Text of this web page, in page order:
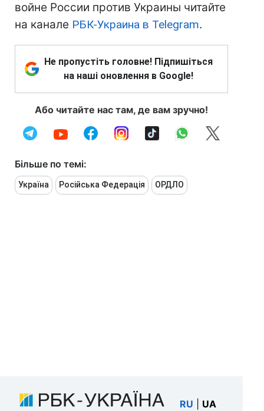
войне России против Украины читайте
на канале РБК-Украина в Telegram.
Не пропустіть головне! Підпишіться
на наші оновлення в Google!
Або читайте нас там, де вам зручно!
Більше по темі:
Україна Російська Федерація ОРДЛО
RU UA